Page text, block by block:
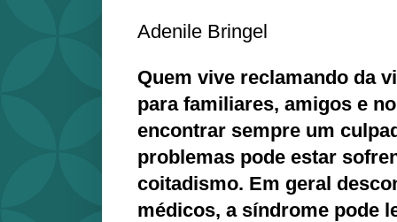
Adenile Bringel
Quem vive reclamando da
para familiares, amigos e
encontrar sempre um
problemas pode estar
coitadismo. Em geral
médicos, a síndrome pode